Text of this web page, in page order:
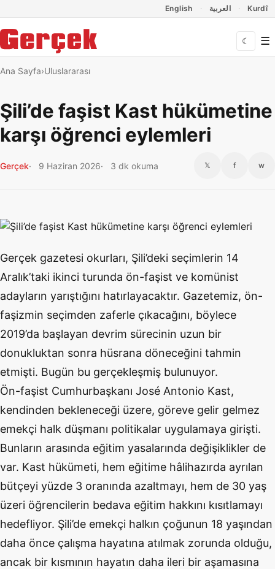
English العربية Kurdî
☾ ☰
Ana Sayfa Uluslararası
Şili’de faşist Kast hükümetine
karşı öğrenci eylemleri
Gerçek 9 Haziran 2026 3 dk okuma 𝕏 f w
Gerçek gazetesi okurları, Şili’deki seçimlerin 14
Aralık’taki ikinci turunda ön-faşist ve komünist
adayların yarıştığını hatırlayacaktır. Gazetemiz, ön-
faşizmin seçimden zaferle çıkacağını, böylece
2019’da başlayan devrim sürecinin uzun bir
donukluktan sonra hüsrana döneceğini tahmin
etmişti. Bugün bu gerçekleşmiş bulunuyor.
Ön-faşist Cumhurbaşkanı José Antonio Kast,
kendinden bekleneceği üzere, göreve gelir gelmez
emekçi halk düşmanı politikalar uygulamaya girişti.
Bunların arasında eğitim yasalarında değişiklikler de
var. Kast hükümeti, hem eğitime hâlihazırda ayrılan
bütçeyi yüzde 3 oranında azaltmayı, hem de 30 yaş
üzeri öğrencilerin bedava eğitim hakkını kısıtlamayı
hedefliyor. Şili’de emekçi halkın çoğunun 18 yaşından
daha önce çalışma hayatına atılmak zorunda olduğu,
ancak bir kısmının hayatın daha ileri bir aşamasına